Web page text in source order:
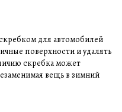
для автомобилей
поверхности и удалять
скребка может
вещь в зимний